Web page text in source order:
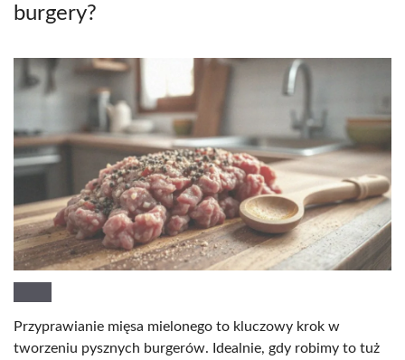
burgery?
Przyprawianie mięsa mielonego to kluczowy krok w
tworzeniu pysznych burgerów. Idealnie, gdy robimy to tuż